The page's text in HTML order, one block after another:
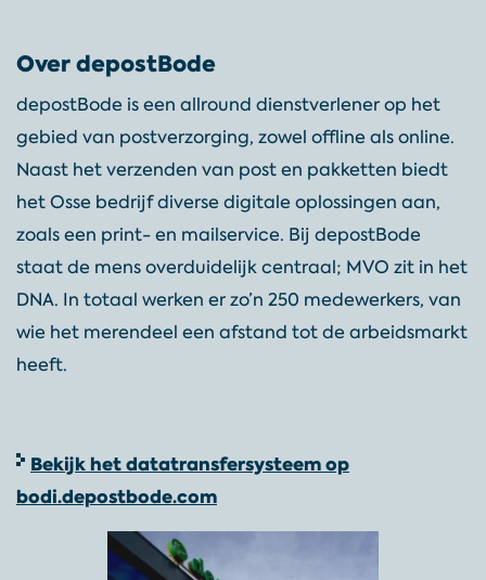
Over depostBode
depostBode is een allround dienstverlener op het
gebied van postverzorging, zowel offline als online.
Naast het verzenden van post en pakketten biedt
het Osse bedrijf diverse digitale oplossingen aan,
zoals een print- en mailservice. Bij depostBode
staat de mens overduidelijk centraal; MVO zit in het
DNA. In totaal werken er zo’n 250 medewerkers, van
wie het merendeel een afstand tot de arbeidsmarkt
heeft.
Bekijk het datatransfersysteem op
bodi.depostbode.com